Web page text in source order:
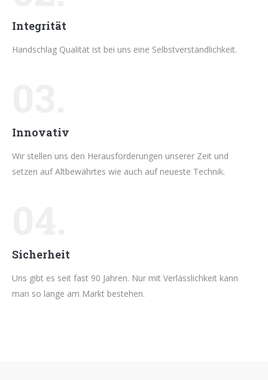
Integrität
Handschlag Qualität ist bei uns eine Selbstverständlichkeit.
Innovativ
Wir stellen uns den Herausforderungen unserer Zeit und
setzen auf Altbewährtes wie auch auf neueste Technik.
Sicherheit
Uns gibt es seit fast 90 Jahren. Nur mit Verlässlichkeit kann
man so lange am Markt bestehen.